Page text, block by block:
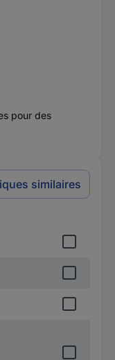
pour des
similaires